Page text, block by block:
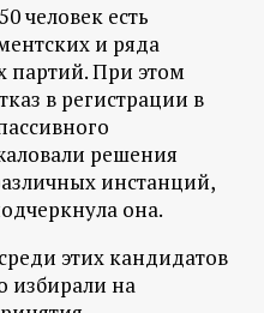
человек есть
и ряда
партий. При этом
в регистрации в
решения
инстанций,
она.
этих кандидатов
избирали на